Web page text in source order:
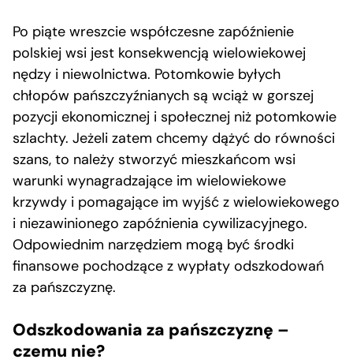
Po piąte wreszcie współczesne zapóźnienie
polskiej wsi jest konsekwencją wielowiekowej
nędzy i niewolnictwa. Potomkowie byłych
chłopów pańszczyźnianych są wciąż w gorszej
pozycji ekonomicznej i społecznej niż potomkowie
szlachty. Jeżeli zatem chcemy dążyć do równości
szans, to należy stworzyć mieszkańcom wsi
warunki wynagradzające im wielowiekowe
krzywdy i pomagające im wyjść z wielowiekowego
i niezawinionego zapóźnienia cywilizacyjnego.
Odpowiednim narzędziem mogą być środki
finansowe pochodzące z wypłaty odszkodowań
za pańszczyznę.
Odszkodowania za pańszczyznę –
czemu nie?